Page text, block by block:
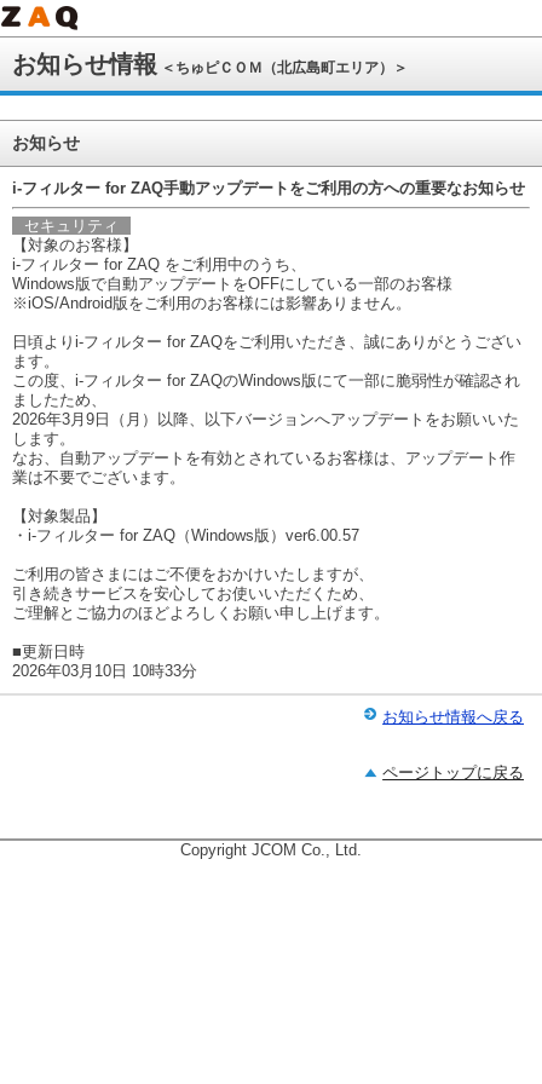
お知らせ情報 ＜ちゅピＣＯＭ（北広島町エリア）＞
お知らせ
i-フィルター for ZAQ手動アップデートをご利用の方への重要なお知らせ
セキュリティ
【対象のお客様】
i-フィルター for ZAQ をご利用中のうち、
Windows版で自動アップデートをOFFにしている一部のお客様
※iOS/Android版をご利用のお客様には影響ありません。
日頃よりi-フィルター for ZAQをご利用いただき、誠にありがとうござい
ます。
この度、i-フィルター for ZAQのWindows版にて一部に脆弱性が確認され
ましたため、
2026年3月9日（月）以降、以下バージョンへアップデートをお願いいた
します。
なお、自動アップデートを有効とされているお客様は、アップデート作
業は不要でございます。
【対象製品】
・i-フィルター for ZAQ（Windows版）ver6.00.57
ご利用の皆さまにはご不便をおかけいたしますが、
引き続きサービスを安心してお使いいただくため、
ご理解とご協力のほどよろしくお願い申し上げます。
■更新日時
2026年03月10日 10時33分
お知らせ情報へ戻る
ページトップに戻る
Copyright JCOM Co., Ltd.